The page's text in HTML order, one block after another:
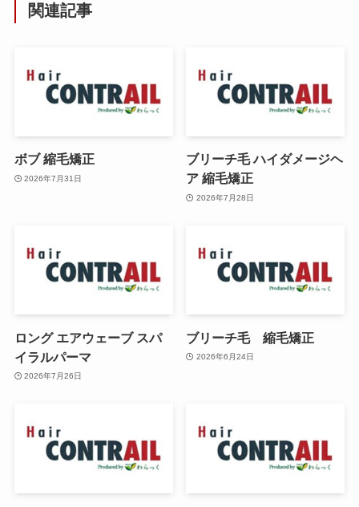
関連記事
ボブ 縮毛矯正
2026年7月31日
ブリーチ毛 ハイダメージヘ
ア 縮毛矯正
2026年7月28日
ロング エアウェーブ スパ
イラルパーマ
2026年7月26日
ブリーチ毛 縮毛矯正
2026年6月24日